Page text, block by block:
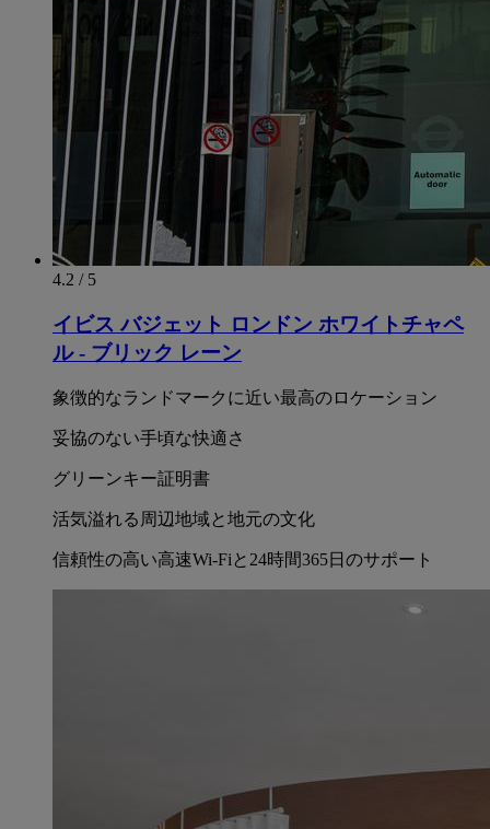
4.2 / 5
イビス バジェット ロンドン ホワイトチャペ
ル - ブリック レーン
象徴的なランドマークに近い最高のロケーション
妥協のない手頃な快適さ
グリーンキー証明書
活気溢れる周辺地域と地元の文化
信頼性の高い高速Wi-Fiと24時間365日のサポート